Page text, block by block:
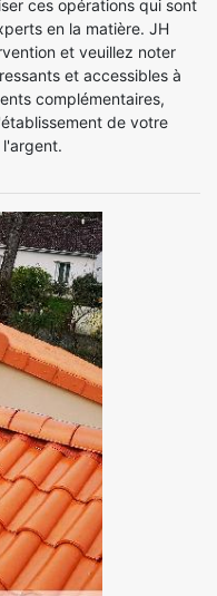
ces opérations qui sont
en la matière. JH
et veuillez noter
et accessibles à
complémentaires,
de votre